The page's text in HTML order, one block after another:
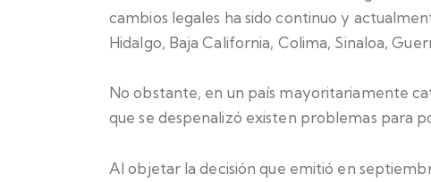
cambios legales ha sido continuo y
Hidalgo, Baja California, Colima, Sinaloa,
No obstante, en un país mayoritariamente
que se despenalizó existen problemas para
Al objetar la decisión que emitió en